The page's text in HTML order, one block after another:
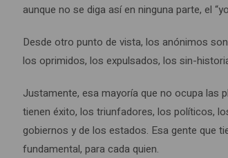
aunque no se diga así en ninguna parte, el
Desde otro punto de vista, los anónimos
los oprimidos, los expulsados, los sin-
Justamente, esa mayoría que no ocupa las
tienen éxito, los triunfadores, los políticos,
gobiernos y de los estados. Esa gente que
fundamental, para cada quien.